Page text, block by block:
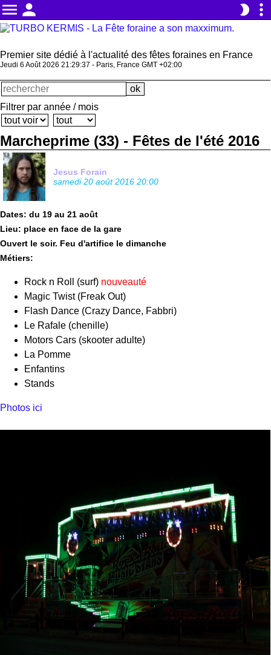
menu person brightness_2 more_vert
Premier site dédié à l'actualité des fêtes foraines en France
Jeudi 6 Août 2026 21:29:38 - Paris, France GMT +02:00
Filtrer par année / mois
Marcheprime (33) - Fêtes de l'été 2016
Jesus Forain
samedi 20 août 2016 20:00
Dates: du 19 au 21 août
Lieu: place en face de la gare
Ouvert le soir. Feu d'artifice le dimanche
Métiers:
Rock n Roll (surf) nouveauté
Magic Twist (Freak Out)
Flash Dance (Crazy Dance, Fabbri)
Le Rafale (chenille)
Motors Cars (skooter adulte)
La Pomme
Enfantins
Stands
Photos ici